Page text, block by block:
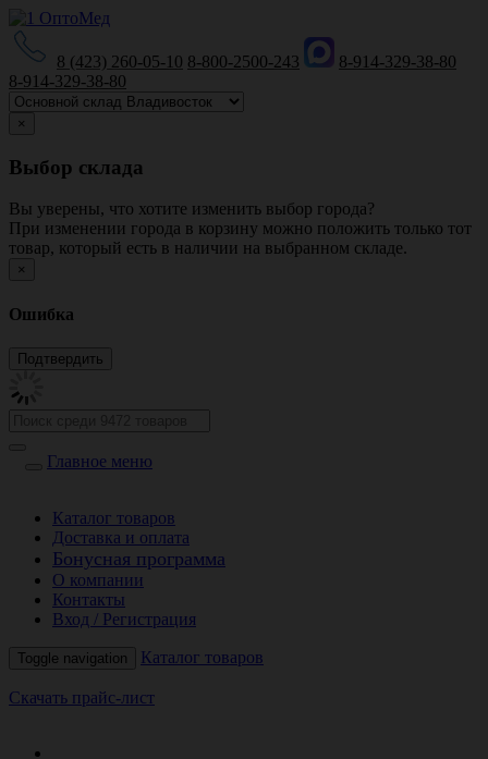
8 (423) 260-05-10 8-800-2500-243
8-914-329-38-80
8-914-329-38-80
×
Выбор склада
Вы уверены, что хотите изменить выбор города?
При изменении города в корзину можно положить только тот
товар, который есть в наличии на выбранном складе.
×
Ошибка
Главное меню
Каталог товаров
Доставка и оплата
Бонусная программа
О компании
Контакты
Вход / Регистрация
Toggle navigation Каталог товаров
Скачать прайс-лист